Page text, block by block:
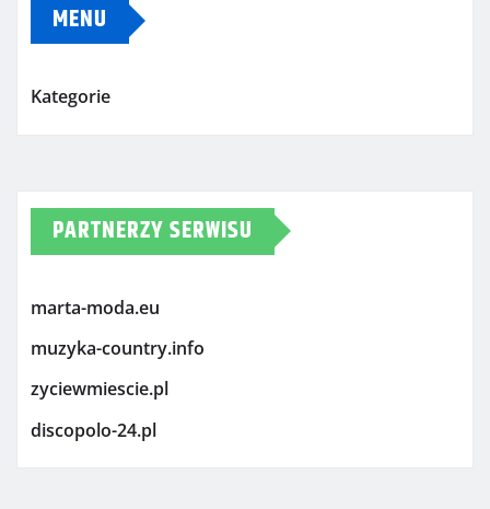
MENU
Kategorie
PARTNERZY SERWISU
marta-moda.eu
muzyka-country.info
zyciewmiescie.pl
discopolo-24.pl